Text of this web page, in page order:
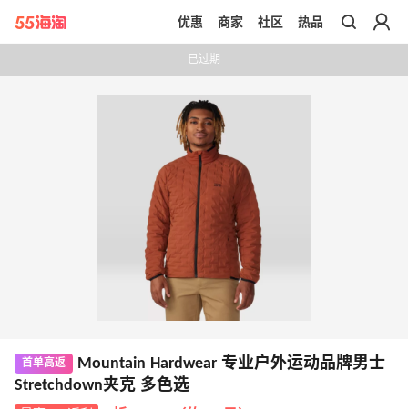
带你去官网买正品
优惠 商家 社区 热品
已过期
首单高返
Mountain Hardwear 专业户外运动品牌男士
Stretchdown夹克 多色选